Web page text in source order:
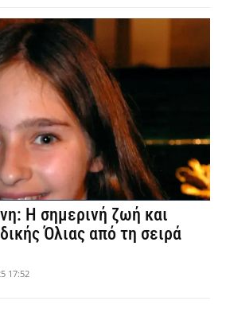
Η σημερινή ζωή και
Όλιας από τη σειρά
17:52